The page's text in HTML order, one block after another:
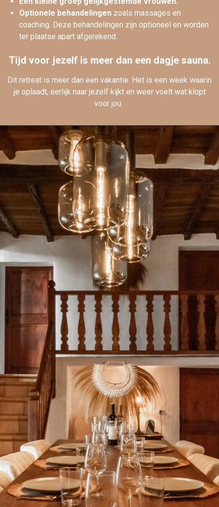
Optionele behandelingen zoals massages en
coaching. Deze behandelingen zijn optioneel en worden
ter plaatse apart afgerekend.
Tijd voor jezelf is meer dan een dagje sauna.
Dit retreat is meer dan een vakantie. Het is een week waarin
je oplaadt, eerlijk naar jezelf kijkt en weer voelt wat klopt
voor jou.